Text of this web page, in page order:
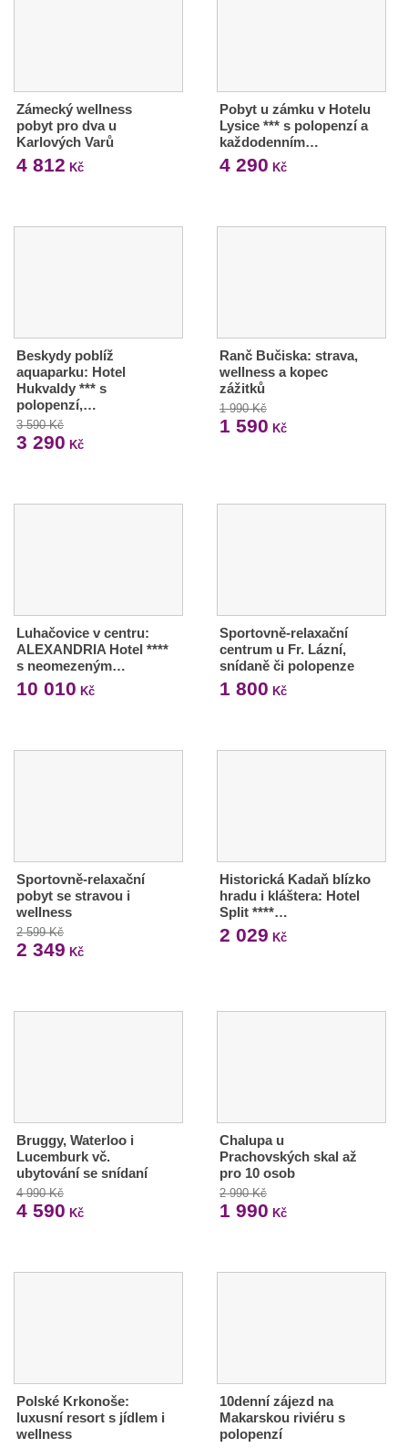
Zámecký wellness
pobyt pro dva u
Karlových Varů
4 812 Kč
Pobyt u zámku v Hotelu
Lysice *** s polopenzí a
každodenním…
4 290 Kč
Beskydy poblíž
aquaparku: Hotel
Hukvaldy *** s
polopenzí,…
3 590 Kč
3 290 Kč
Ranč Bučiska: strava,
wellness a kopec
zážitků
1 990 Kč
1 590 Kč
Luhačovice v centru:
ALEXANDRIA Hotel ****
s neomezeným…
10 010 Kč
Sportovně-relaxační
centrum u Fr. Lázní,
snídaně či polopenze
1 800 Kč
Sportovně-relaxační
pobyt se stravou i
wellness
2 599 Kč
2 349 Kč
Historická Kadaň blízko
hradu i kláštera: Hotel
Split ****…
2 029 Kč
Bruggy, Waterloo i
Lucemburk vč.
ubytování se snídaní
4 990 Kč
4 590 Kč
Chalupa u
Prachovských skal až
pro 10 osob
2 990 Kč
1 990 Kč
Polské Krkonoše:
luxusní resort s jídlem i
wellness
10denní zájezd na
Makarskou riviéru s
polopenzí